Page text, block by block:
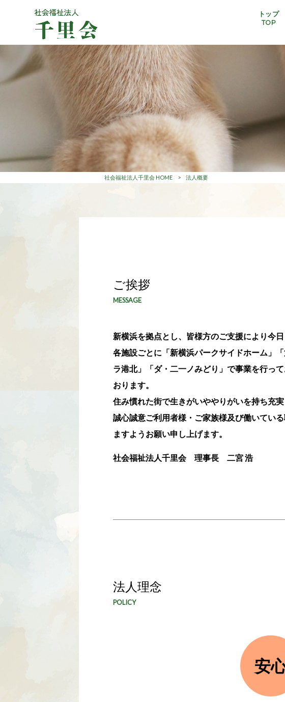
トップ
TOP
社会福祉法人千里会 HOME > 法人概要
ご挨拶
MESSAGE
新横浜を拠点とし、皆様方のご支援により今
各施設ごとに「新横浜パークサイドホーム」
ラ港北」「ダ・二一ノみどり」で事業を行っ
おります。
住み慣れた街で生きがいややりがいを持ち充
誠心誠意ご利用者様・ご家族様及び働いてい
ますようお願い申し上げます。
社会福祉法人千里会 理事長 二宮 浩
法人理念
POLICY
安